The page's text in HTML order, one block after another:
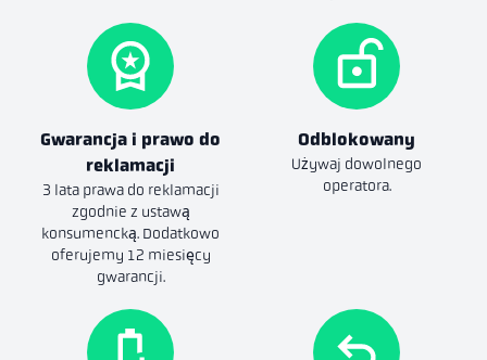
Gwarancja i prawo do
reklamacji
3 lata prawa do reklamacji
zgodnie z ustawą
konsumencką. Dodatkowo
oferujemy 12 miesięcy
gwarancji.
Odblokowany
Używaj dowolnego
operatora.